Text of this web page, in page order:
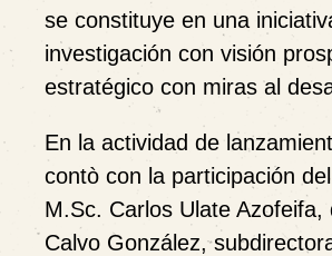
se constituye en una
investigación con visión
estratégico con miras al
En la actividad de
contò con la participación
M.Sc. Carlos Ulate
Calvo González,